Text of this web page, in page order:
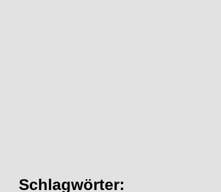
Schlagwörter: